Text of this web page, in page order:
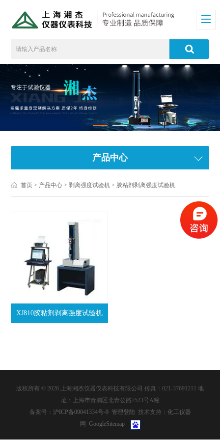
产品中心
首页 > 产品中心 >剥离强度试验机 > 胶粘剂剥离强度试验机
XJ810胶粘剂剥离强度试验机
版权所有 © 2026 上海湘杰仪器仪表科技有限公司 传真：021-37691211 地
址：上海市青浦区北青公路7523号A幢
备案号： 沪ICP备09041334号-9 管理登陆 技术支持： 化工仪器
网 GoogleSitemap